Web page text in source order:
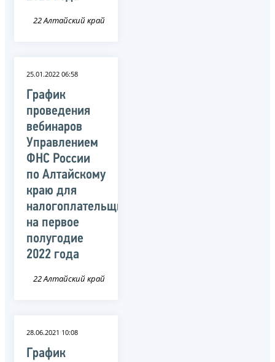
22 Алтайский край
25.01.2022 06:58
График
проведения
вебинаров
Управлением
ФНС России
по Алтайскому
краю для
налогоплательщиков
на первое
полугодие
2022 года
22 Алтайский край
28.06.2021 10:08
График